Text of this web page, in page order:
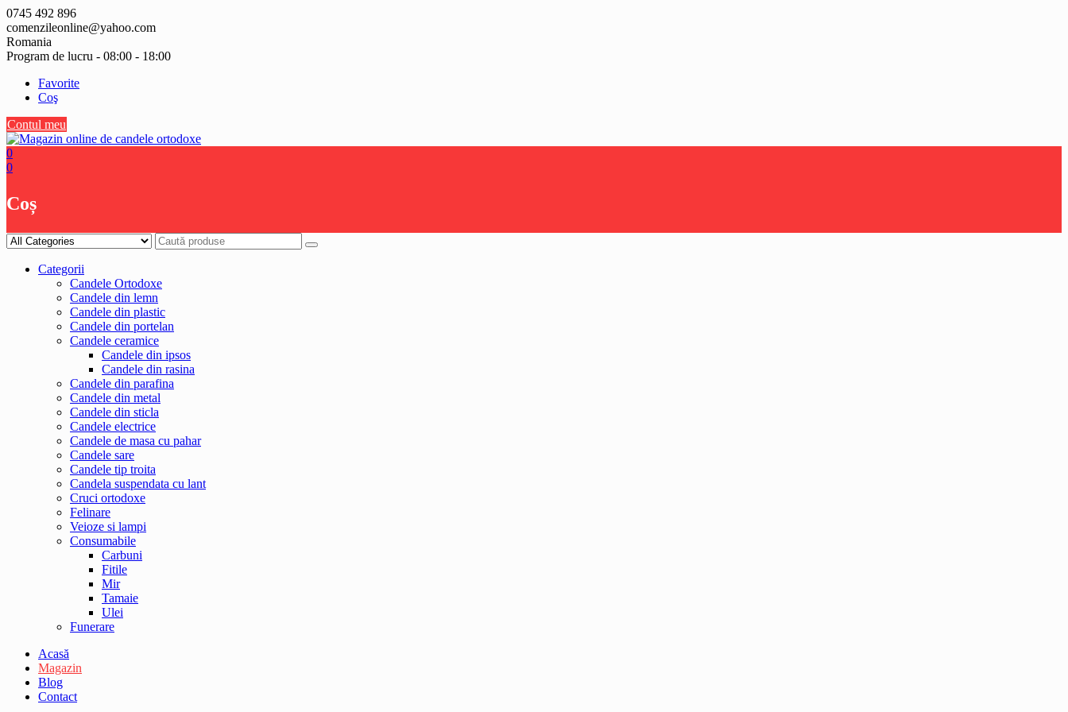
Skip
to
content
0745 492 896
comenzileonline@yahoo.com
Romania
Program de lucru - 08:00 - 18:00
Favorite
Coş
Contul meu
0
0
Coș
Categorii
Candele Ortodoxe
Candele din lemn
Candele din plastic
Candele din portelan
Candele ceramice
Candele din ipsos
Candele din rasina
Candele din parafina
Candele din metal
Candele din sticla
Candele electrice
Candele de masa cu pahar
Candele sare
Candele tip troita
Candela suspendata cu lant
Cruci ortodoxe
Felinare
Veioze si lampi
Consumabile
Carbuni
Fitile
Mir
Tamaie
Ulei
Funerare
Acasă
Magazin
Blog
Contact